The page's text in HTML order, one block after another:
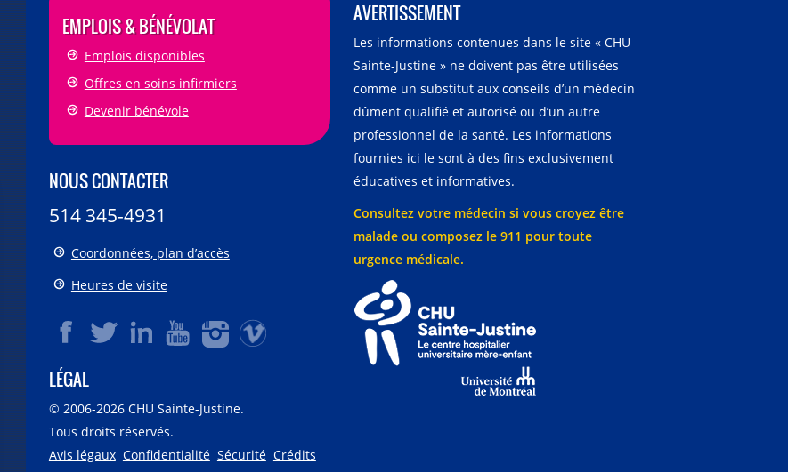
EMPLOIS & BÉNÉVOLAT
Emplois disponibles
Offres en soins infirmiers
Devenir bénévole
NOUS CONTACTER
514 345-4931
Coordonnées, plan d’accès
Heures de visite
LÉGAL
© 2006-2026CHU Sainte-Justine.
Tous droits réservés.
Avis légaux Confidentialité Sécurité Crédits
AVERTISSEMENT
Les informations contenues dans le site « CHU
Sainte-Justine » ne doivent pas être utilisées
comme un substitut aux conseils d’un médecin
dûment qualifié et autorisé ou d’un autre
professionnel de la santé. Les informations
fournies ici le sont à des fins exclusivement
éducatives et informatives.
Consultez votre médecin si vous croyez être
malade ou composez le 911 pour toute
urgence médicale.